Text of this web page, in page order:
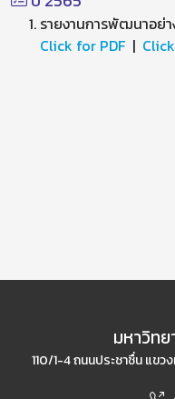
รายงานการพัฒนาอย่
Click for PDF |
มหาวิท
110/1-4 ถนนประชาชื่น แข